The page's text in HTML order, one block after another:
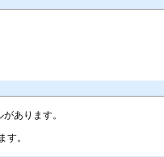
あります。
す。